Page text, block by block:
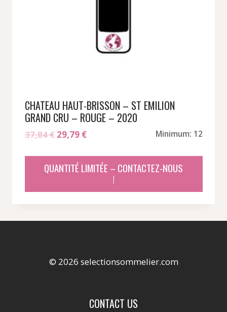
CHATEAU HAUT-BRISSON – ST EMILION
GRAND CRU – ROUGE – 2020
37,84€ Le
initial
était :
29,79 €Le
actuel
est :
Minimum: 12
QUANTITÉ LIMITÉE – CONTACTEZ-NOUS
!
© 2026 selectionsommelier.com
CONTACT US